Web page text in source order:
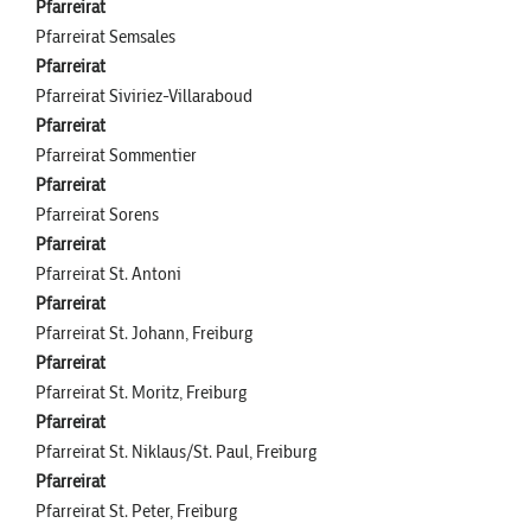
Pfarreirat
Pfarreirat Semsales
Pfarreirat
Pfarreirat Siviriez-Villaraboud
Pfarreirat
Pfarreirat Sommentier
Pfarreirat
Pfarreirat Sorens
Pfarreirat
Pfarreirat St. Antoni
Pfarreirat
Pfarreirat St. Johann, Freiburg
Pfarreirat
Pfarreirat St. Moritz, Freiburg
Pfarreirat
Pfarreirat St. Niklaus/St. Paul, Freiburg
Pfarreirat
Pfarreirat St. Peter, Freiburg